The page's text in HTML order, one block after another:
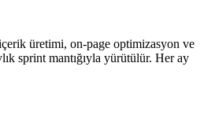
üretimi, on-page optimizasyon ve
sprint mantığıyla yürütülür. Her ay